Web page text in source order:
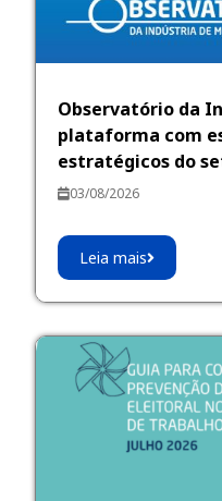
Observatório da
plataforma com
estratégicos do
03/08/2026
Leia mais